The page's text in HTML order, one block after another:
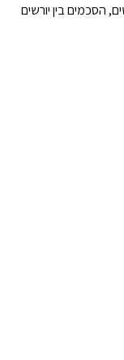
הסכמים בין יורשים